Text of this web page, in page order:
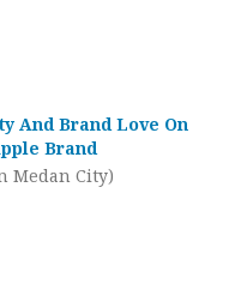
And Brand Love On
Brand
Medan City)